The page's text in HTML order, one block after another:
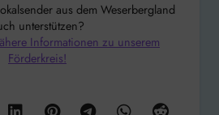
aus dem Weserbergland
unterstützen?
Informationen zu unserem
Förderkreis!